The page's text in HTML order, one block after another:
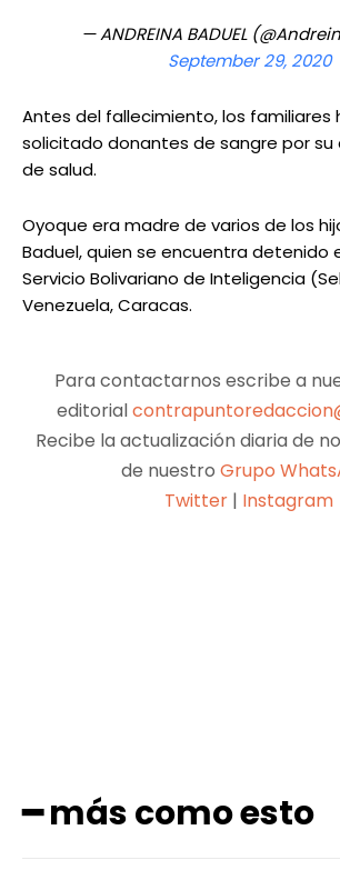
— ANDREINA BADUEL
September 29, 2020
Antes del fallecimiento, los familiares
solicitado donantes de sangre por
de salud.
Oyoque era madre de varios de los
Baduel, quien se encuentra detenido
Servicio Bolivariano de Inteligencia
Venezuela, Caracas.
Para contactarnos escribe a
editorial
Recibe la actualización diaria de
de nuestro Grupo
Twitter | Instagram
━ más como esto